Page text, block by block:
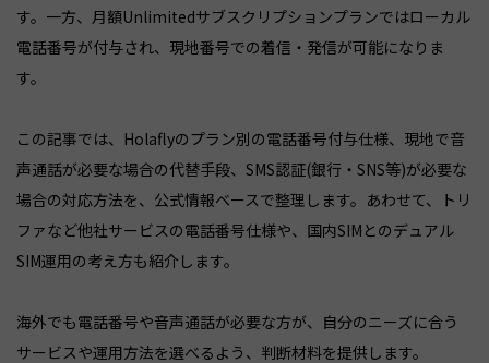
す。一方、月額Unlimitedサブスクリプションプランではローカル
電話番号が付与され、現地番号での着信・発信が可能になりま
す。
この記事では、Holaflyのプラン別の電話番号付与仕様、現地で音
声通話が必要な場合の代替手段、SMS認証(銀行・SNS等)が必要な
場合の対応方法を、公式情報ベースで整理します。あわせて、トリ
ファなど他社サービスの電話番号仕様や、国内SIMとのデュアル
SIM運用の考え方も紹介します。
海外でも電話番号や音声通話が必要な方が、自分のニーズに合う
サービスや運用方法を選べるよう、判断材料を提供します。